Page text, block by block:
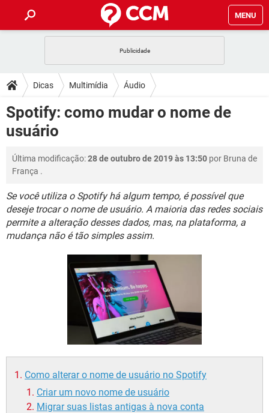
MENU
CELULAR FACEBOOK
OUTLOOK EXCEL
INSTAGRAM
DICAS
JOGOS WHATSAPP
CELULAR FACEBOOK
INSTAGRAM GMAIL
DOWNLOADS
JOGOS
OUTLOOK
INSTAGRAM GMAIL
GUIA DE COMPRAS
FÓRUM
JOGOS WHATSAPP
OUTLOOK EXCEL
INSTAGRAM GMAIL
GUIA DE COMPRAS
GLOSSÁRIO
JOGOS WHATSAPP
CELULAR FACEBOOK
OUTLOOK EXCEL
GUIA DE COMPRAS
Dicas Multimídia Áudio
Spotify: como mudar o nome de
usuário
Última modificação:28 de outubro de 2019 às 13:50 por Bruna de
França .
Se você utiliza o Spotify há algum tempo, é possível que
deseje trocar o nome de usuário. A maioria das redes sociais
permite a alteração desses dados, mas, na plataforma, a
mudança não é tão simples assim.
Como alterar o nome de usuário no Spotify
Criar um novo nome de usuário
Migrar suas listas antigas à nova conta